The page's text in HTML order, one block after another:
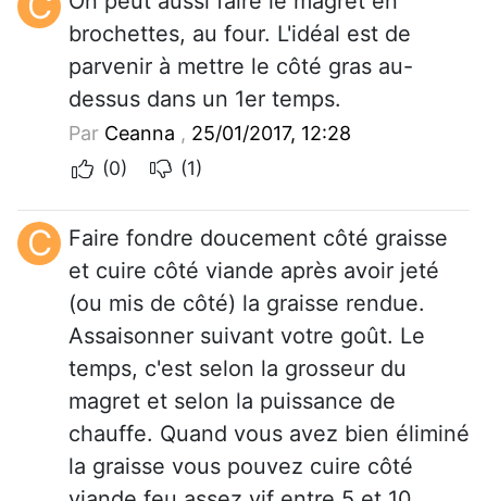
brochettes, au four. L'idéal est de
parvenir à mettre le côté gras au-
dessus dans un 1er temps.
Par Ceanna , 25/01/2017, 12:28
(0)
(1)
C
Faire fondre doucement côté graisse
et cuire côté viande après avoir jeté
(ou mis de côté) la graisse rendue.
Assaisonner suivant votre goût. Le
temps, c'est selon la grosseur du
magret et selon la puissance de
chauffe. Quand vous avez bien éliminé
la graisse vous pouvez cuire côté